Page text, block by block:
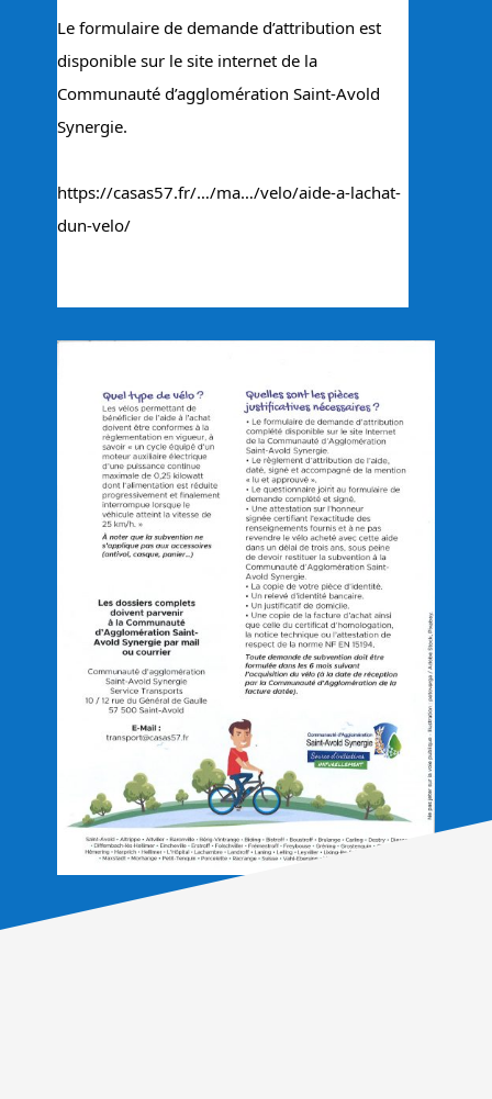
Le formulaire de demande d’attribution est
disponible sur le site internet de la
Communauté d’agglomération Saint-Avold
Synergie.
https://casas57.fr/…/ma…/velo/aide-a-lachat-
dun-velo/